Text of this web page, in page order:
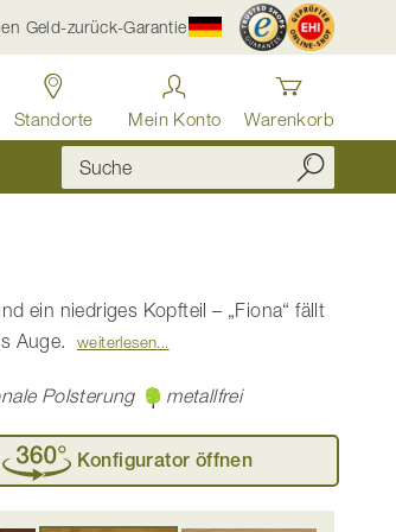
Geld-zurück-Garantie
Standorte Mein Konto Warenkorb
ein niedriges Kopfteil – „Fiona“ fällt
Auge.
weiterlesen
Polsterung metallfrei
Konfigurator öffnen